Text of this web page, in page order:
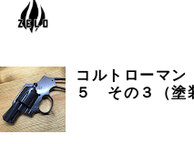
コルトローマ
５ その３（塗